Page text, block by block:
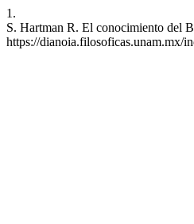
1.
S. Hartman R. El conocimiento del
https://dianoia.filosoficas.unam.mx/